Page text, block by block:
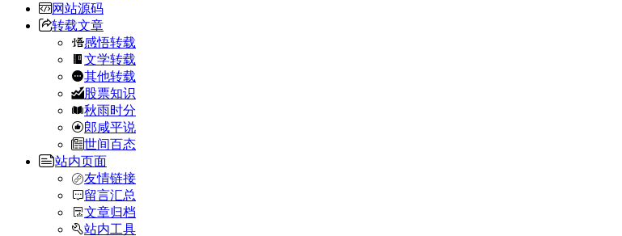
网站源码
转载文章
感悟转载
文学转载
其他转载
股票知识
秋雨时分
郎咸平说
世间百态
站内页面
友情链接
留言汇总
文章归档
站内工具